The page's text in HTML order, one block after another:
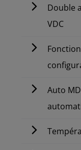
Double
VDC
Auto